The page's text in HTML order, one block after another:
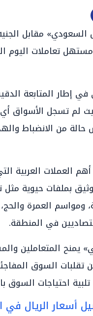
مقابل
في إطار المتابعة
لم تسجل الأسواق أي
حالة من الانضباط
العملات العربية
بملفات حيوية مثل
ومواسم العمرة
في المنطقة.
يمنح المتعاملين
تقلبات السوق
احتياجات السوق
أسعار الريال